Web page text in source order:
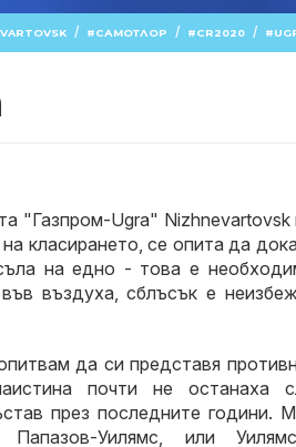
/ САМОТЛОР / CR2020 /
"Газпром-Ugra"
класирането, се опита да
на едно - това е
въздуха, сблъсък е
да си представя
почти не останаха
през последните години.
Уилямс, или